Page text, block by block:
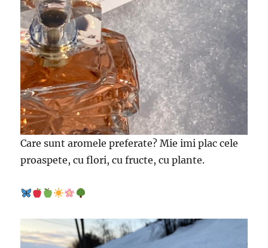
Care sunt aromele preferate? Mie imi plac cele
proaspete, cu flori, cu fructe, cu plante.